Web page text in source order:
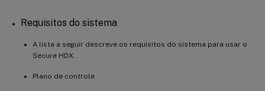
Requisitos do sistema
A lista a seguir descreve os requisitos do sistema para usar o
Secure HDX.
Plano de controle